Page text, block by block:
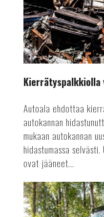
Kierrätyspalkkiolla
Autoala ehdottaa
autokannan
mukaan autokannan
hidastumassa
ovat jääneet...
Sisulla
ennätyksellinen
tilauskanta